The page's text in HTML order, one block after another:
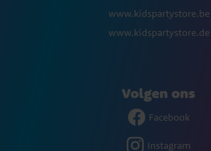
www.kidspartystore.be
www.kidspartystore.de
Volgen ons
Facebook
Instagram